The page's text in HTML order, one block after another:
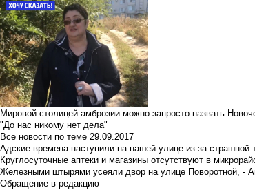
Мировой столицей амброзии можно запросто назвать
"До нас никому нет дела"
Все новости по теме 29.09.2017
Адские времена наступили на нашей улице из-за страшной
Круглосуточные аптеки и магазины отсутствуют в
Железными штырями усеяли двор на улице Поворотной, -
Обращение в редакцию